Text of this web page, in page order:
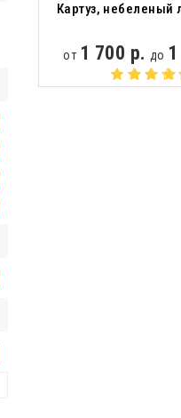
Картуз, небеленый
от 1 700 р. до